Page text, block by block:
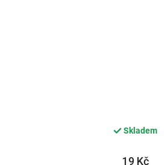
Skladem
19 Kč